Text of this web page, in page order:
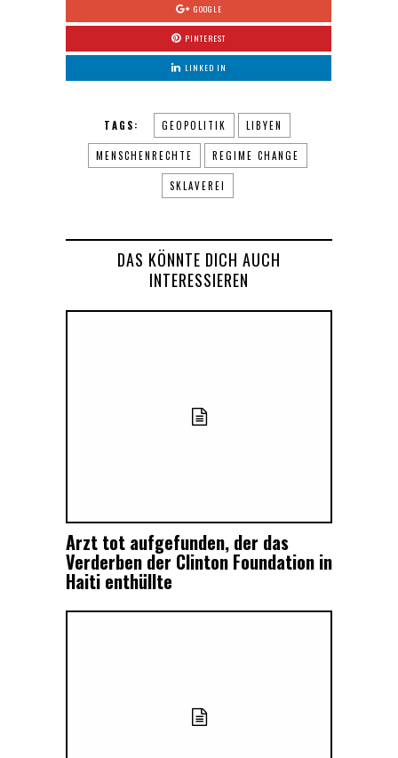
GOOGLE
PINTEREST
LINKED IN
TAGS: GEOPOLITIK LIBYEN
MENSCHENRECHTE REGIME CHANGE
SKLAVEREI
DAS KÖNNTE DICH AUCH
INTERESSIEREN
Arzt tot aufgefunden, der das
Verderben der Clinton Foundation in
Haiti enthüllte